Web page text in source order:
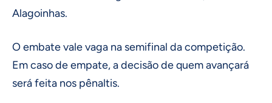
Alagoinhas.
O embate vale vaga na semifinal da competição.
Em caso de empate, a decisão de quem avançará
será feita nos pênaltis.